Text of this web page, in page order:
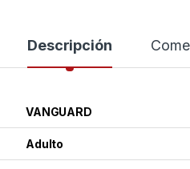
Descripción
VANGUARD
Adulto